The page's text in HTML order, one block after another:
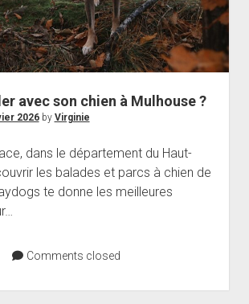
avec son chien à Mulhouse ?
2026by Virginie
dans le département du Haut-
les balades et parcs à chien de
te donne les meilleures
Comments closed